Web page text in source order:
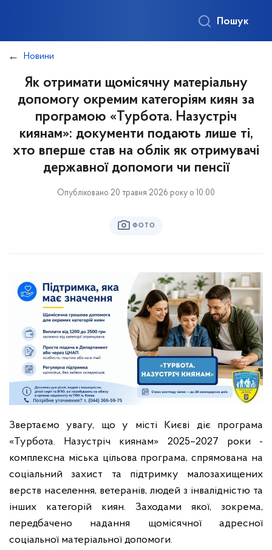
Пошук
Новини
Як отримати щомісячну матеріальну
допомогу окремим категоріям киян за
програмою «Турбота. Назустріч
киянам»: документи подають лише ті,
хто вперше став на облік як отримувачі
державної допомоги чи пенсії
Опубліковано 20 травня 2026 року о 10:00
ФОТО
Звертаємо увагу, що у місті Києві діє програма
«Турбота. Назустріч киянам» 2025–2027 роки -
комплексна міська цільова програма, спрямована на
соціальний захист та підтримку малозахищених
верств населення, ветеранів, людей з інвалідністю та
інших категорій киян. Заходами якої, зокрема,
передбачено надання щомісячної адресної
соціальної матеріальної допомоги.